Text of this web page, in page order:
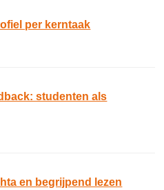
per kerntaak
studenten als
en begrijpend lezen